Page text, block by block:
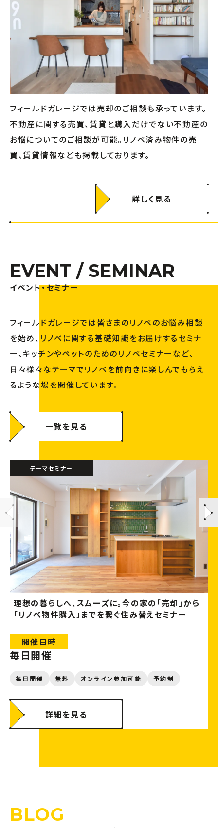
フィールドガレージでは売却のご相談も承っています。
不動産に関する売買、賃貸と購入だけでない不動産の
お悩についてのご相談が可能。リノベ済み物件の売
買、賃貸情報なども掲載しております。
詳しく見る
EVENT / SEMINAR
イベント・セミナー
フィールドガレージでは皆さまのリノベのお悩み相談
を始め、リノベに関する基礎知識をお届けするセミナ
ー、キッチンやペットのためのリノベセミナーなど、
日々様々なテーマでリノベを前向きに楽しんでもらえ
るような場を開催しています。
一覧を見る
理想の暮らしへ、スムーズに。今の家の「売却」から
「リノベ物件購入」までを繋ぐ住み替えセミナー
開催日時
毎日開催
毎日開催 無料 オンライン参加可能 予約制
詳細を見る
テーマセミナー
BLOG